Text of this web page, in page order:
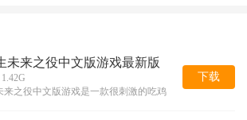
未来之役中文版游戏最新版
来之役中文版游戏是一款很刺激的吃鸡
下载